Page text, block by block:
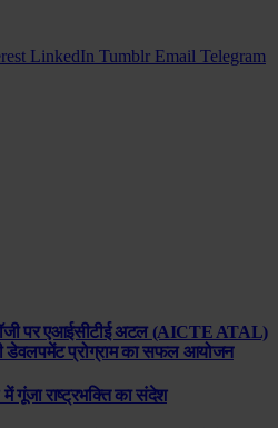
LinkedIn Tumblr Email Telegram
पर एआईसीटीई अटल (AICTE ATAL)
डेवलपमेंट प्रोग्राम का सफल आयोजन
गूंजा राष्ट्रभक्ति का संदेश